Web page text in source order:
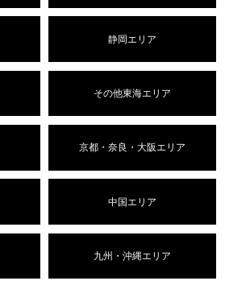
静岡エリア
その他東海エリア
京都・奈良・大阪エリア
中国エリア
九州・沖縄エリア